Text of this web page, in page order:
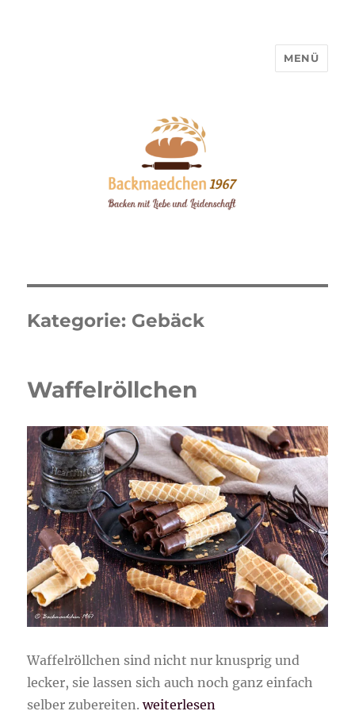
MENÜ
Kategorie: Gebäck
Waffelröllchen
Waffelröllchen sind nicht nur knusprig und
lecker, sie lassen sich auch noch ganz einfach
selber zubereiten.„Waffelröllchen“
weiterlesen